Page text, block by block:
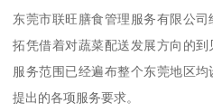
东莞市联旺膳食管理服务有限公
拓凭借着对蔬菜配送发展方向的
服务范围已经遍布整个东莞地区
提出的各项服务要求。